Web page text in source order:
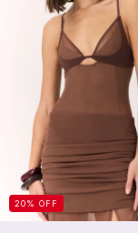
20% OFF